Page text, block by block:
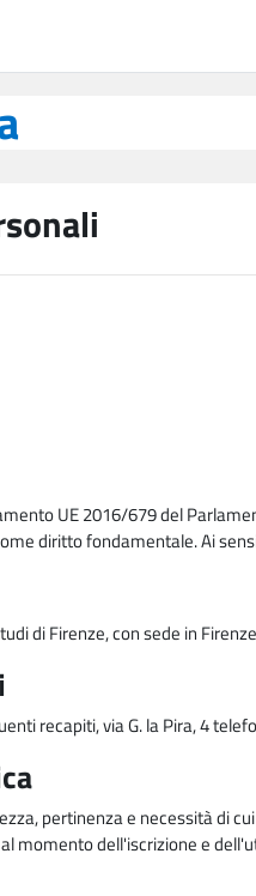
UE 2016/679 del
diritto fondamentale. Ai
di Firenze, con sede in
recapiti, via G. la Pira, 4
pertinenza e necessità di
dell'iscrizione e